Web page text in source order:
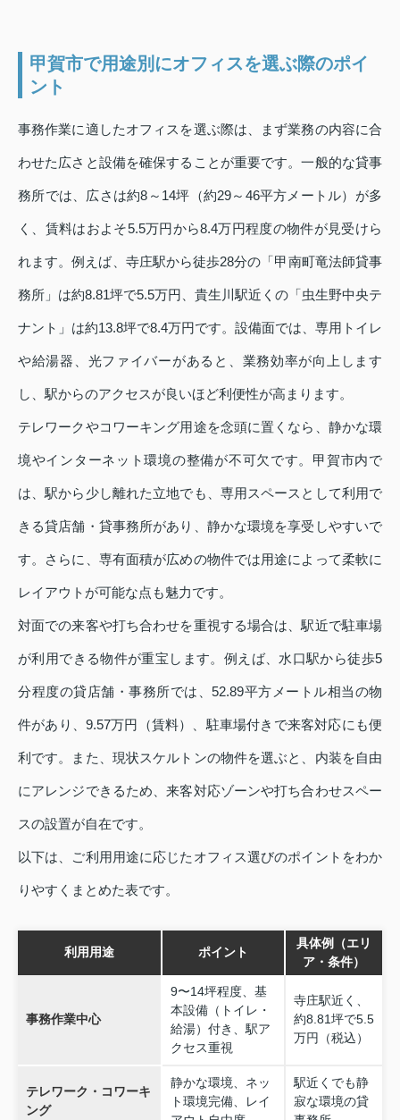
甲賀市で用途別にオフィスを選ぶ際のポイ
ント
事務作業に適したオフィスを選ぶ際は、まず業務の内容に合
わせた広さと設備を確保することが重要です。一般的な貸事
務所では、広さは約8～14坪（約29～46平方メートル）が多
く、賃料はおよそ5.5万円から8.4万円程度の物件が見受けら
れます。例えば、寺庄駅から徒歩28分の「甲南町竜法師貸事
務所」は約8.81坪で5.5万円、貴生川駅近くの「虫生野中央テ
ナント」は約13.8坪で8.4万円です。設備面では、専用トイレ
や給湯器、光ファイバーがあると、業務効率が向上します
し、駅からのアクセスが良いほど利便性が高まります。
テレワークやコワーキング用途を念頭に置くなら、静かな環
境やインターネット環境の整備が不可欠です。甲賀市内で
は、駅から少し離れた立地でも、専用スペースとして利用で
きる貸店舗・貸事務所があり、静かな環境を享受しやすいで
す。さらに、専有面積が広めの物件では用途によって柔軟に
レイアウトが可能な点も魅力です。
対面での来客や打ち合わせを重視する場合は、駅近で駐車場
が利用できる物件が重宝します。例えば、水口駅から徒歩5
分程度の貸店舗・事務所では、52.89平方メートル相当の物
件があり、9.57万円（賃料）、駐車場付きで来客対応にも便
利です。また、現状スケルトンの物件を選ぶと、内装を自由
にアレンジできるため、来客対応ゾーンや打ち合わせスペー
スの設置が自在です。
以下は、ご利用用途に応じたオフィス選びのポイントをわか
りやすくまとめた表です。
利用用途 ポイント
具体例（エリ
ア・条件）
事務作業中心
9〜14坪程度、基
本設備（トイレ・
給湯）付き、駅ア
クセス重視
寺庄駅近く、
約8.81坪で5.5
万円（税込）
テレワーク・コワーキ
ング
静かな環境、ネッ
ト環境完備、レイ
駅近くでも静
寂な環境の貸